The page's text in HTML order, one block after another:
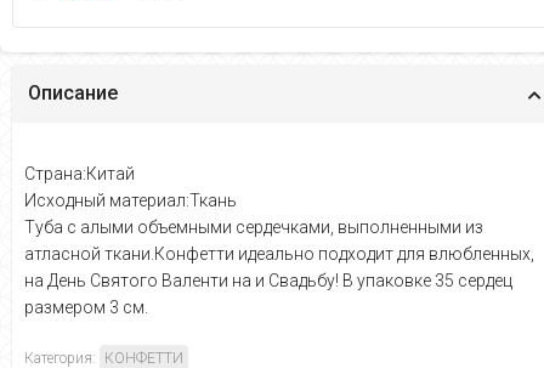
Описание
Страна:Китай
Исходный материал:Ткань
Туба с алыми объемными сердечками, выполненными из
атласной ткани.Конфетти идеально подходит для влюбленных,
на День Святого Валенти на и Свадьбу! В упаковке 35 сердец
размером 3 см.
Категория: КОНФЕТТИ